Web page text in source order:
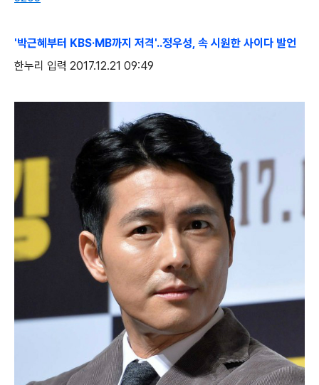
'박근혜부터 KBS·MB까지 저격'..정우성, 속 시원한 사이다 발언
한누리 입력 2017.12.21 09:49